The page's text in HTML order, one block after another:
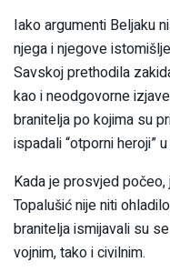
Iako argumenti Beljaku
njega i njegove
Savskoj prethodila
kao i neodgovorne
branitelja po kojima su
ispadali “otporni heroji”
Kada je prosvjed
Topalušić nije niti
branitelja ismijavali su
vojnim, tako i civilnim.